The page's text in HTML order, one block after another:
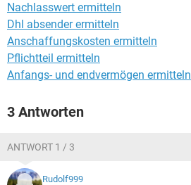
Nachlasswert ermitteln
Dhl absender ermitteln
Anschaffungskosten ermitteln
Pflichtteil ermitteln
Anfangs- und endvermögen ermitteln
3 Antworten
ANTWORT 1 / 3
Rudolf999